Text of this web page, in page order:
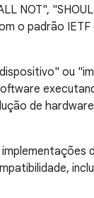
NOT",
o padrão
ou
de